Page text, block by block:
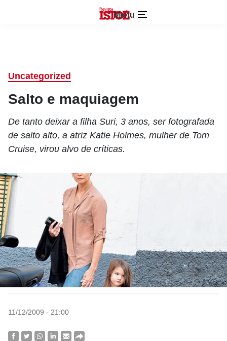
Menu
Uncategorized
Salto e maquiagem
De tanto deixar a filha Suri, 3 anos, ser fotografada
de salto alto, a atriz Katie Holmes, mulher de Tom
Cruise, virou alvo de críticas.
11/12/2009 - 21:00